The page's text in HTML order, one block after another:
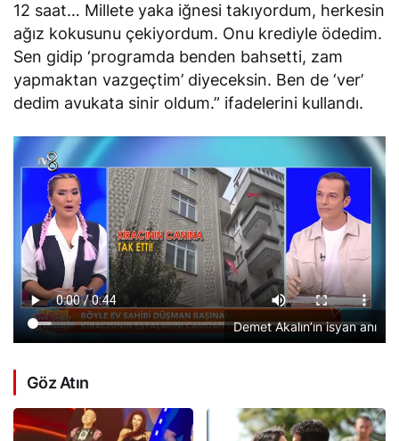
12 saat… Millete yaka iğnesi takıyordum, herkesin
ağız kokusunu çekiyordum. Onu krediyle ödedim.
Sen gidip ‘programda benden bahsetti, zam
yapmaktan vazgeçtim’ diyeceksin. Ben de ‘ver’
dedim avukata sinir oldum.” ifadelerini kullandı.
Demet Akalın’ın isyan anı
Göz Atın